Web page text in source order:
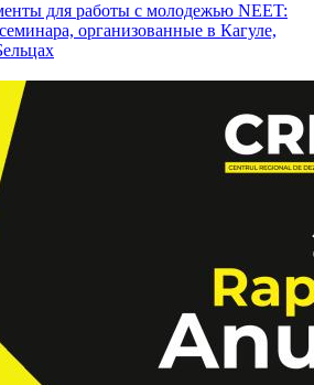
для работы с молодежью NEET:
организованные в Кагуле,